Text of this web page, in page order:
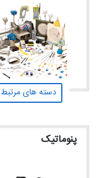
دسته های مرتبط
پنوماتیک